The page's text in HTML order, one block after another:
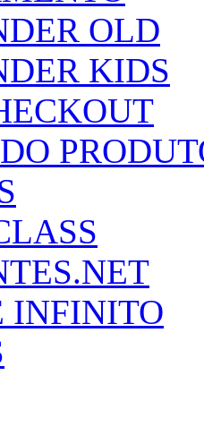
OLD
KIDS
INFINITO